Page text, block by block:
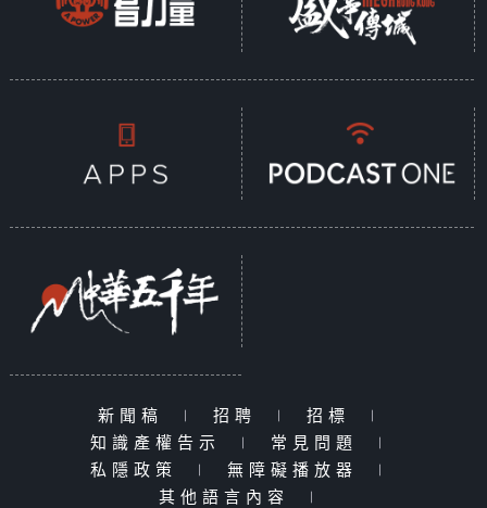
新聞稿 | 招聘 | 招標
|
知識產權告示
| 常見問題
|
私隱政策
| 無障礙播放器
|
其他語言內容
|